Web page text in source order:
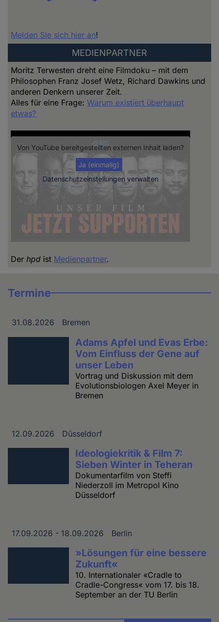
Melden Sie sich hier an!
MEDIENPARTNER
Moritz Terwesten dreht eine Filmdoku – mit dem
Philosophen Franz Josef Wetz, Richard Dawkins und
anderen Denkern unserer Zeit.
Alles für eine Frage: Warum existiert überhaupt
etwas?
Von YouTube bereitgestellten externen Inhalt laden?
Ja (einmalig)
Datenschutzeinstellungen verwalten
Derhpd ist Medienpartner.
Termine
Datum
31.08.2026
Ort Bremen
Adams Apfel und Evas Erbe:
Vom Einfluss der Gene auf
unser Leben
Vortrag und Diskussion mit dem
Evolutionsbiologen Axel Meyer in
Bremen
Datum
12.09.2026
Ort Düsseldorf
Ideologiekritik & Film 7:
Sieben Winter in Teheran
Dokumentarfilm von Steffi
Niederzoll im Metropol Kino
Düsseldorf
Datum
17.09.2026 - 18.09.2026
Ort Berlin
»Lösungen für eine bessere
Zukunft«
10. Internationaler «Cradle to
Cradle-Congress« vom 17. bis 18.
September an der TU Berlin